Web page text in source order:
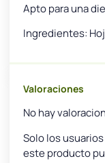
Apto para una
Ingredientes:
Valoraciones
No hay
Solo los
este producto